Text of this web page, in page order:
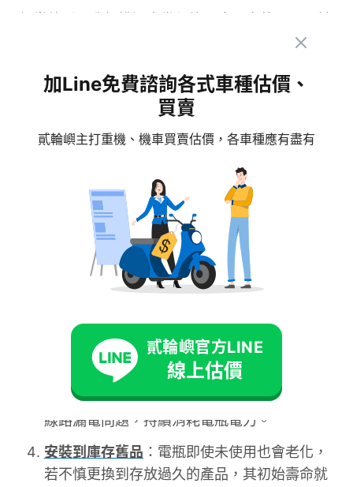
加Line免費諮詢各式車種估價、
買賣
貳輪嶼主打重機、機車買賣估價，各車種應有盡有
貳輪嶼官方LINE
線上估價
Q：為什麼我的機車電瓶一年就壞？
是正常的嗎？
這確實是不常見的狀況。若發生機車電瓶一年就壞
的情形，通常並非電瓶本身的品質問題，而可能與
以下幾點有關：
車輛回充系統異常：機車的發電機或整流器故
長期處於虧電狀態：每日騎乘距離極短，或車
輛長時間不行駛，都會讓電瓶持續入不敷出。
電系負載過大：加裝的電系設備過多，或存在
線路漏電問題，持續消耗電瓶電力。
安裝到庫存舊品 ：電瓶即使未使用也會老化，
若不慎更換到存放過久的產品，其初始壽命就